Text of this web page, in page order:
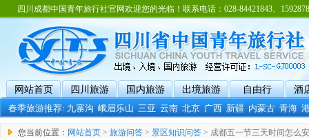
四川成都中国青年旅行社官网欢迎您的光临！联系电话：028-84421843、
网站首页 四川旅游 国内旅游 出境旅游 自由行
酒
春季旅游推荐:九寨沟 峨眉乐山 三亚 云南 北京 广西 新疆 内蒙古 青海
您当前位置： 网站首页 > 旅游问答 > 景区知识问答 > 成都五一节三天时间怎么